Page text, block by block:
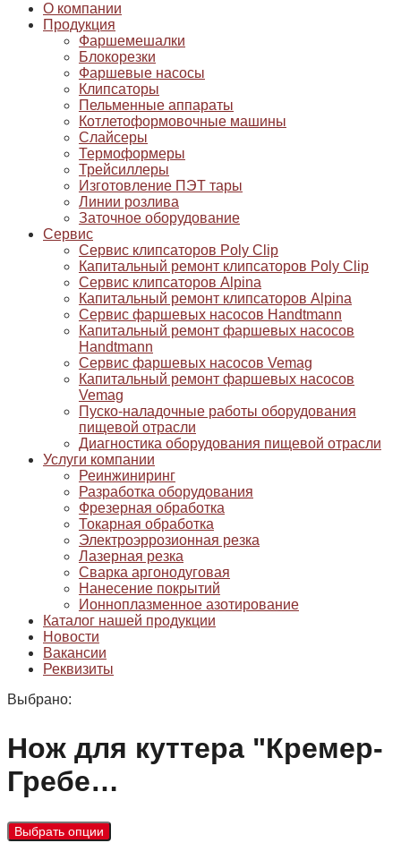
О компании
Продукция
Фаршемешалки
Блокорезки
Фаршевые насосы
Клипсаторы
Пельменные аппараты
Котлетоформовочные машины
Слайсеры
Термоформеры
Трейсиллеры
Изготовление ПЭТ тары
Линии розлива
Заточное оборудование
Сервис
Сервис клипсаторов Poly Clip
Капитальный ремонт клипсаторов Poly Clip
Сервис клипсаторов Alpina
Капитальный ремонт клипсаторов Alpina
Сервис фаршевых насосов Handtmann
Капитальный ремонт фаршевых насосов
Handtmann
Сервис фаршевых насосов Vemag
Капитальный ремонт фаршевых насосов
Vemag
Пуско-наладочные работы оборудования
пищевой отрасли
Диагностика оборудования пищевой отрасли
Услуги компании
Реинжиниринг
Разработка оборудования
Фрезерная обработка
Токарная обработка
Электроэррозионная резка
Лазерная резка
Сварка аргонодуговая
Нанесение покрытий
Ионноплазменное азотирование
Каталог нашей продукции
Новости
Вакансии
Реквизиты
Выбрано:
Нож для куттера "Кремер-
Гребе…
Выбрать опции